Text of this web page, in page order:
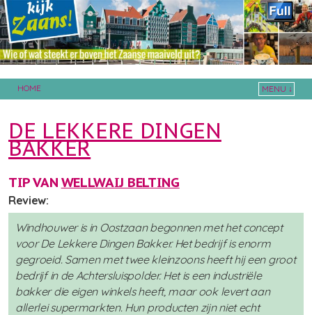
HOME
MENU ↓
DE LEKKERE DINGEN
BAKKER
TIP VAN WELLWAIJ BELTING
Review:
Windhouwer is in Oostzaan begonnen met het concept
voor De Lekkere Dingen Bakker. Het bedrijf is enorm
gegroeid. Samen met twee kleinzoons heeft hij een groot
bedrijf in de Achtersluispolder. Het is een industriële
bakker die eigen winkels heeft, maar ook levert aan
allerlei supermarkten. Hun producten zijn niet echt